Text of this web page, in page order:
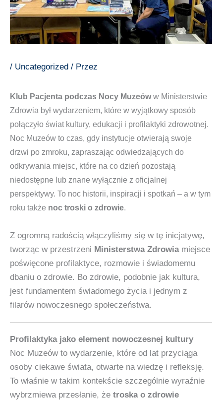
/ Uncategorized / Przez
Klub Pacjenta podczas Nocy Muzeóww Ministerstwie
Zdrowia był wydarzeniem, które w wyjątkowy sposób
połączyło świat kultury, edukacji i profilaktyki zdrowotnej.
Noc Muzeów to czas, gdy instytucje otwierają swoje
drzwi po zmroku, zapraszając odwiedzających do
odkrywania miejsc, które na co dzień pozostają
niedostępne lub znane wyłącznie z oficjalnej
perspektywy. To noc historii, inspiracji i spotkań – a w tym
roku także noc troski o zdrowie.
Z ogromną radością włączyliśmy się w tę inicjatywę,
tworząc w przestrzeni Ministerstwa Zdrowiamiejsce
poświęcone profilaktyce, rozmowie i świadomemu
dbaniu o zdrowie. Bo zdrowie, podobnie jak kultura,
jest fundamentem świadomego życia i jednym z
filarów nowoczesnego społeczeństwa.
Profilaktyka jako element nowoczesnej kultury
Noc Muzeów to wydarzenie, które od lat przyciąga
osoby ciekawe świata, otwarte na wiedzę i refleksję.
To właśnie w takim kontekście szczególnie wyraźnie
wybrzmiewa przesłanie, że troska o zdrowie